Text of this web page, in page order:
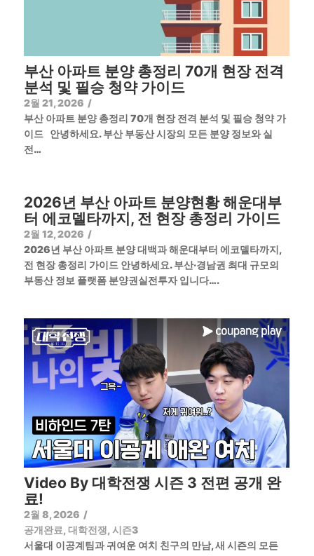
부산 아파트 분양 총정리 70개 현장 전격
분석 및 필승 청약 가이드
2월 21, 2026 /
부산 아파트 분양 총정리 70개 현장 전격 분석 및 필승 청약 가
이드 안녕하세요. 부산 부동산 시장의 모든 분양 정보와 실
전…
2026년 부산 아파트 분양현황 해운대부
터 에코델타까지, 전 현장 총정리 가이드
2월 12, 2026 /
2026년 부산 아파트 분양 대백과 해운대부터 에코델타까지,
전 현장 총정리 가이드 안녕하세요. 부산·경남권 최대 규모의
부동산 정보 플랫폼 분양권실전투자 입니다….
Video By 대학전쟁 시즌 3 전편 공개 완
료!
2월 8, 2026 /
공개완료, 대학전쟁, 시즌3
서울대 이공계팀과 귀여운 여치 친구의 만남, 새 시즌의 모든